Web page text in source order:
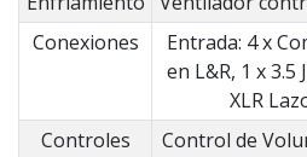
Conexiones
Entrada: 4 x
en L&R, 1 x 3.5
XLR
Controles
Control de